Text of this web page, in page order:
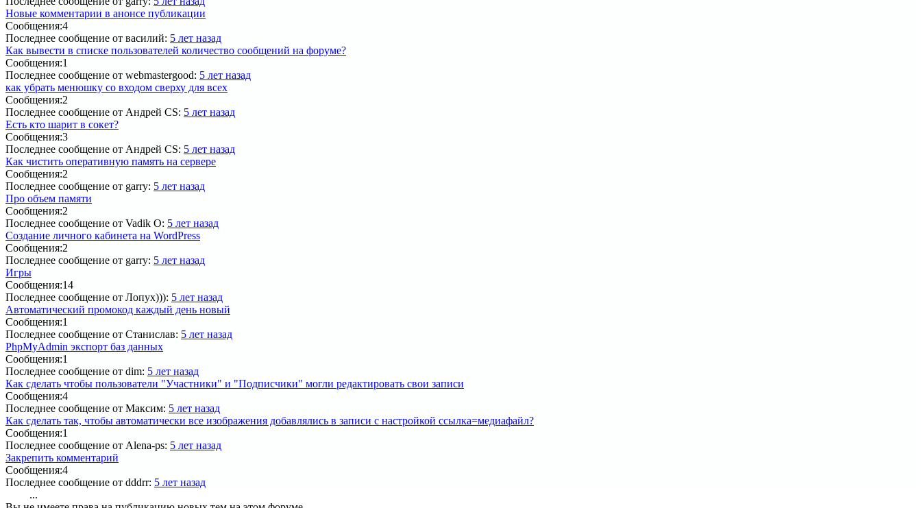
Новые комментарии в анонсе публикации
Сообщения:4
Последнее сообщение от василий: 5 лет назад
Как вывести в списке пользователей количество сообщений на форуме?
Сообщения:1
Последнее сообщение от webmastergood: 5 лет назад
как убрать менюшку со входом сверху для всех
Сообщения:2
Последнее сообщение от Андрей CS: 5 лет назад
Есть кто шарит в сокет?
Сообщения:3
Последнее сообщение от Андрей CS: 5 лет назад
Как чистить оперативную память на сервере
Сообщения:2
Последнее сообщение от garry: 5 лет назад
Про объем памяти
Сообщения:2
Последнее сообщение от Vadik O: 5 лет назад
Создание личного кабинета на WordPress
Сообщения:2
Последнее сообщение от garry: 5 лет назад
Игры
Сообщения:14
Последнее сообщение от Лопух))): 5 лет назад
Автоматический промокод каждый день новый
Сообщения:1
Последнее сообщение от Станислав: 5 лет назад
PhpMyAdmin экспорт баз данных
Сообщения:1
Последнее сообщение от dim: 5 лет назад
Как сделать чтобы пользователи "Участники" и "Подписчики" могли редактировать свои записи
Сообщения:4
Последнее сообщение от Максим: 5 лет назад
Как сделать так, чтобы автоматически все изображения добавлялись в записи с настройкой ссылка=медиафайл?
Сообщения:1
Последнее сообщение от Alena-ps: 5 лет назад
Закрепить комментарий
Сообщения:4
Последнее сообщение от dddrr: 5 лет назад
...